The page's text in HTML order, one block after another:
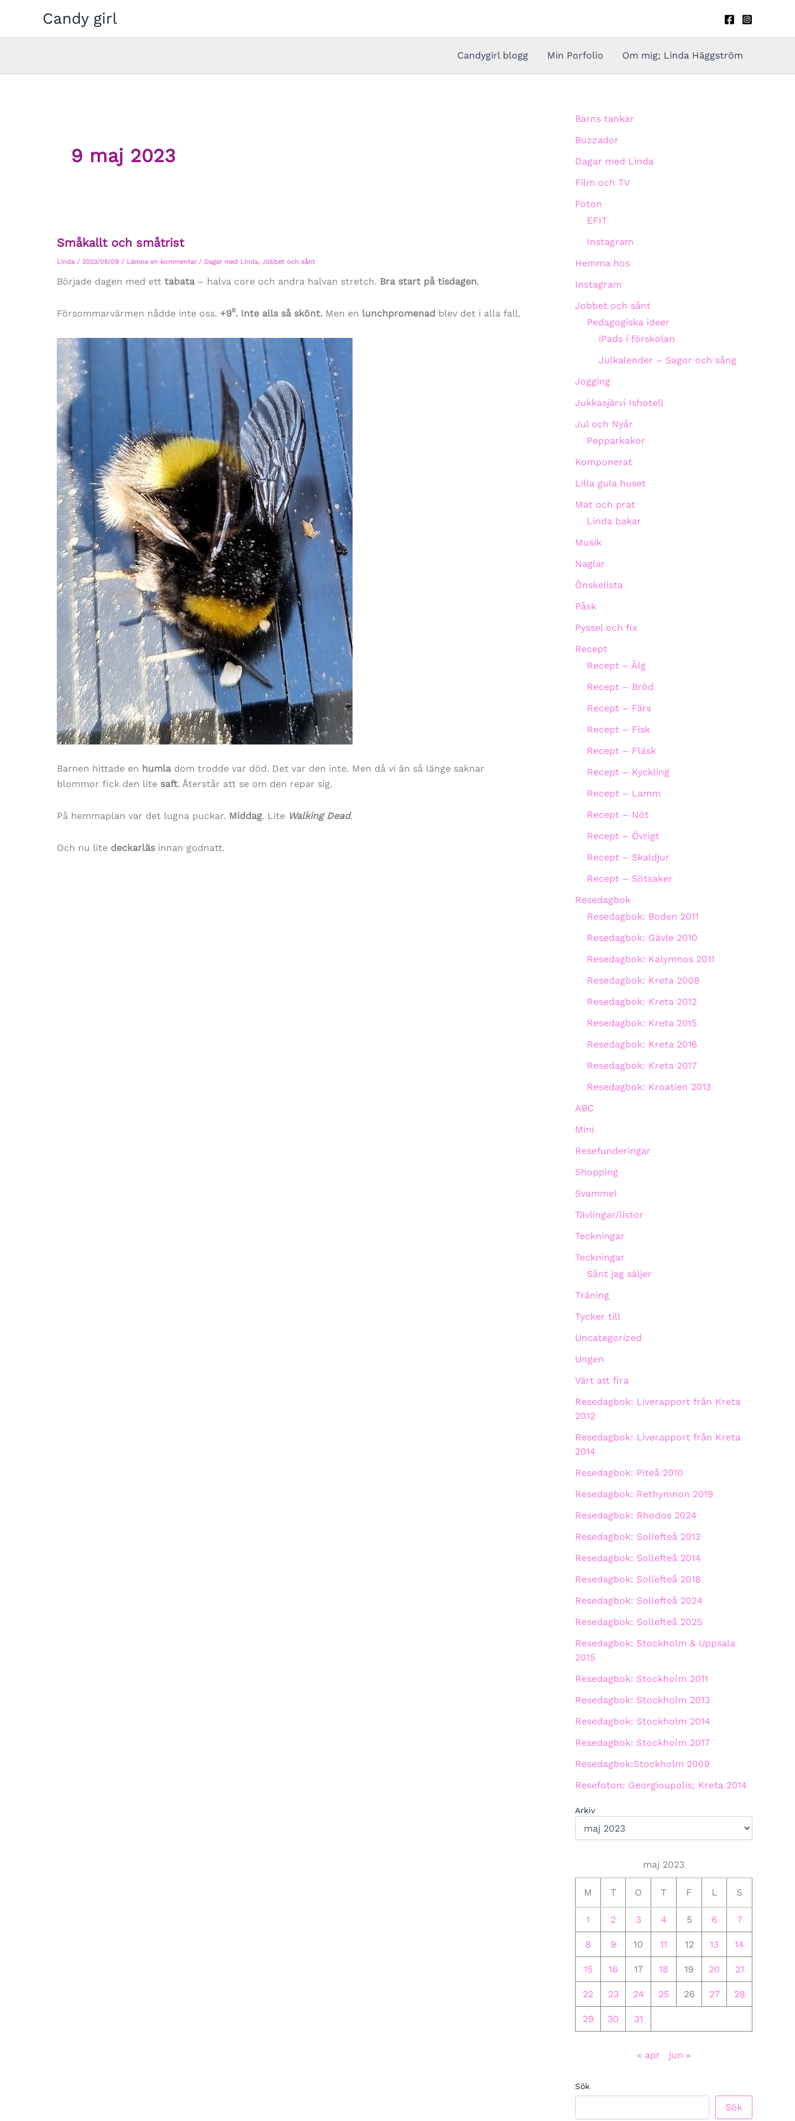
innehåll
Candy girl
Candygirl blogg Min Porfolio Om mig; Linda Häggström
9 maj 2023
Småkallt och småtrist
Linda / 2023/05/09 / Lämna en kommentar / Dagar med Linda, Jobbet och sånt
Började dagen med ett tabata– halva core och andra halvan stretch. Bra start på tisdagen.
Försommarvärmen nådde inte oss. +9⁰. Inte alls så skönt. Men en lunchpromenad blev det i alla fall.
Barnen hittade en humladom trodde var död. Det var den inte. Men då vi än så länge saknar
blommor fick den lite saft. Återstår att se om den repar sig.
På hemmaplan var det lugna puckar. Middag. Lite Walking Dead.
Och nu lite deckarläs innan godnatt.
Barns tankar
Buzzador
Dagar med Linda
Film och TV
Foton
EFIT
Instagram
Hemma hos
Instagram
Jobbet och sånt
Pedagogiska ideer
iPads i förskolan
Julkalender – Sagor och sång
Jogging
Jukkasjärvi Ishotell
Jul och Nyår
Pepparkakor
Komponerat
Lilla gula huset
Mat och prat
Linda bakar
Musik
Naglar
Önskelista
Påsk
Pyssel och fix
Recept
Recept – Älg
Recept – Bröd
Recept – Färs
Recept – Fisk
Recept – Fläsk
Recept – Kyckling
Recept – Lamm
Recept – Nöt
Recept – Övrigt
Recept – Skaldjur
Recept – Sötsaker
Resedagbok
Resedagbok: Boden 2011
Resedagbok: Gävle 2010
Resedagbok: Kalymnos 2011
Resedagbok: Kreta 2008
Resedagbok: Kreta 2012
Resedagbok: Kreta 2015
Resedagbok: Kreta 2016
Resedagbok: Kreta 2017
Resedagbok: Kroatien 2013
ABC
Mini
Resefunderingar
Shopping
Svammel
Tävlingar/listor
Teckningar
Teckningar
Sånt jag säljer
Träning
Tycker till
Uncategorized
Ungen
Värt att fira
Resedagbok: Liverapport från Kreta
2012
Resedagbok: Liverapport från Kreta
2014
Resedagbok: Piteå 2010
Resedagbok: Rethymnon 2019
Resedagbok: Rhodos 2024
Resedagbok: Sollefteå 2013
Resedagbok: Sollefteå 2014
Resedagbok: Sollefteå 2018
Resedagbok: Sollefteå 2024
Resedagbok: Sollefteå 2025
Resedagbok: Stockholm & Uppsala
2015
Resedagbok: Stockholm 2011
Resedagbok: Stockholm 2013
Resedagbok: Stockholm 2014
Resedagbok: Stockholm 2017
Resedagbok:Stockholm 2009
Resefoton: Georgioupolis; Kreta 2014
Arkiv
maj 2023
M T O T F L S
1 2 3 4 5 6 7
8 9 10 11 12 13 14
15 16 17 18 19 20 21
22 23 24 25 26 27 28
29 30 31
« apr jun »
Sök
Sök